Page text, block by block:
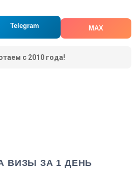
Telegram MAX
с 2010 года!
ВИЗЫ ЗА 1 ДЕНЬ